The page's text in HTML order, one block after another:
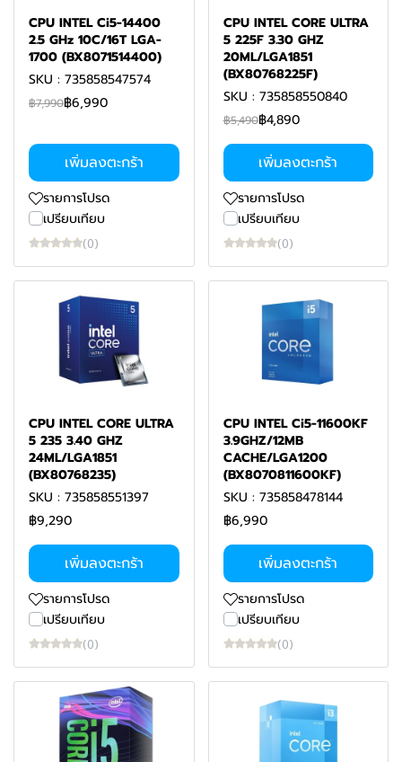
CPU INTEL Ci5-14400
2.5 GHz 10C/16T LGA-
1700 (BX8071514400)
SKU : 735858547574
฿7,990฿6,990
เพิ่มลงตะกร้า
รายการโปรด
เปรียบเทียบ
(0)
CPU INTEL CORE ULTRA
5 225F 3.30 GHZ
20ML/LGA1851
(BX80768225F)
SKU : 735858550840
฿5,490฿4,890
เพิ่มลงตะกร้า
รายการโปรด
เปรียบเทียบ
(0)
CPU INTEL CORE ULTRA
5 235 3.40 GHZ
24ML/LGA1851
(BX80768235)
SKU : 735858551397
฿9,290
เพิ่มลงตะกร้า
รายการโปรด
เปรียบเทียบ
(0)
CPU INTEL Ci5-11600KF
3.9GHZ/12MB
CACHE/LGA1200
(BX8070811600KF)
SKU : 735858478144
฿6,990
เพิ่มลงตะกร้า
รายการโปรด
เปรียบเทียบ
(0)